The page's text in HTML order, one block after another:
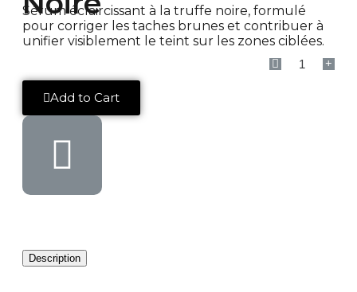
Sérum éclaircissant à la truffe noire, formulé
pour corriger les taches brunes et contribuer à
unifier visiblement le teint sur les zones ciblées.
Add to Cart
Description